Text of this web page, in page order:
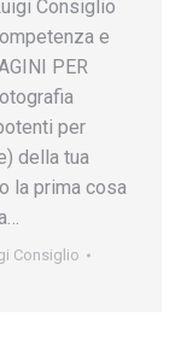
Consiglio
e
PER
per
della tua
la prima cosa
Consiglio